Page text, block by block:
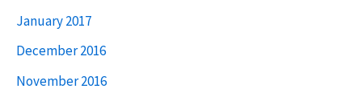
January 2017
December 2016
November 2016